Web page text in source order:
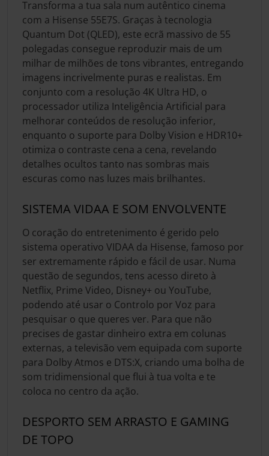
Transforma a tua sala num autêntico cinema
com a Hisense 55E7S. Graças à tecnologia
Quantum Dot (QLED), este ecrã massivo de 55
polegadas consegue reproduzir mais de um
milhar de milhões de tons vibrantes, entregando
imagens incrivelmente puras e realistas. Em
conjunto com a resolução 4K Ultra HD, o
processador utiliza Inteligência Artificial para
melhorar conteúdos de resolução inferior,
enquanto o suporte para Dolby Vision e HDR10+
otimiza o contraste cena a cena, revelando
detalhes ocultos tanto nas sombras mais
escuras como nas luzes mais brilhantes.
SISTEMA VIDAA E SOM ENVOLVENTE
O coração do entretenimento é gerido pelo
sistema operativo VIDAA da Hisense, famoso por
ser extremamente rápido e fácil de usar. Numa
questão de segundos, tens acesso direto à
Netflix, Prime Video, Disney+ ou YouTube,
podendo até usar o Controlo por Voz para
pesquisar o que queres ver. Para que não
precises de gastar dinheiro extra em colunas
externas, a televisão vem equipada com suporte
para Dolby Atmos e DTS:X, criando uma bolha de
som tridimensional que flui à tua volta e te
coloca no centro da ação.
DESPORTO SEM ARRASTO E GAMING
DE TOPO